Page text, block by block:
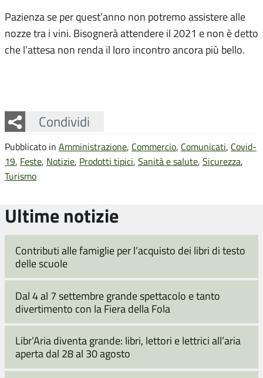
Pazienza se per quest’anno non potremo assistere alle
nozze tra i vini. Bisognerà attendere il 2021 e non è detto
che l’attesa non renda il loro incontro ancora più bello.
Condividi
Facebook
Twitter
Whatsapp
Pubblicato in Amministrazione, Commercio, Comunicati, Covid-
19, Feste, Notizie, Prodotti tipici, Sanità e salute, Sicurezza,
Turismo
Ultime notizie
Contributi alle famiglie per l’acquisto dei libri di testo
delle scuole
Dal 4 al 7 settembre grande spettacolo e tanto
divertimento con la Fiera della Fola
Libr’Aria diventa grande: libri, lettori e lettrici all’aria
aperta dal 28 al 30 agosto